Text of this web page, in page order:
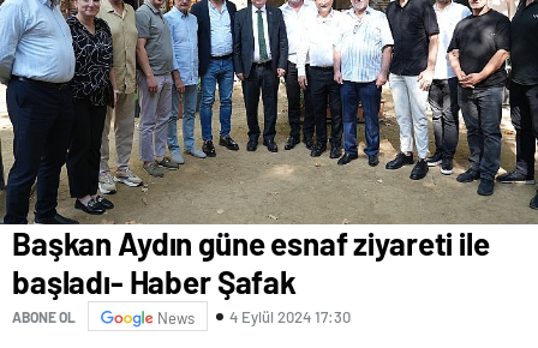
Başkan Aydın güne esnaf ziyareti ile
başladı- Haber Şafak
ABONE OL News 4 Eylül 2024 17:30